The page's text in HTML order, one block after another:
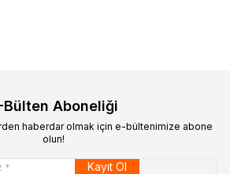
Bülten Aboneliği
haberdar olmak için e-bültenimize abone
olun!
Kayıt Ol